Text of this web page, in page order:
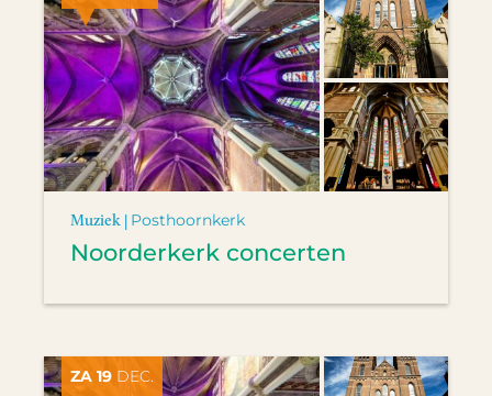
Muziek | Posthoornkerk
Noorderkerk concerten
ZA 19 DEC.